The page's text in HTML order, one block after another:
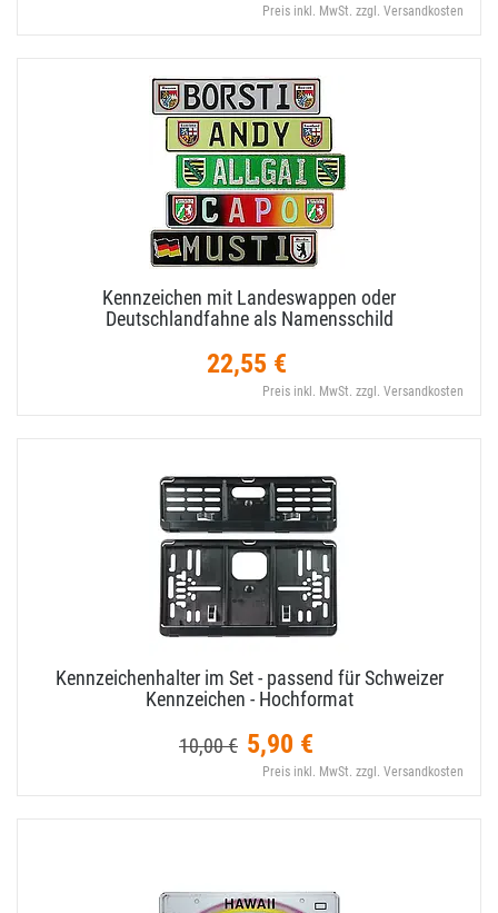
Preis inkl. MwSt. zzgl. Versandkosten
Kennzeichen mit Landeswappen oder
Deutschlandfahne als Namensschild
22,55 €
Preis inkl. MwSt. zzgl. Versandkosten
Kennzeichenhalter im Set - passend für Schweizer
Kennzeichen - Hochformat
10,00 € 5,90 €
Preis inkl. MwSt. zzgl. Versandkosten